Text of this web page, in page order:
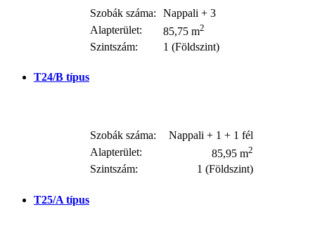
Szobák száma:
Nappali + 3
Alapterület:
85,75 m2
Szintszám: 1 (Földszint)
T24/B típus
Szobák száma:
Nappali + 1 + 1 fél
Alapterület:
85,95 m2
Szintszám: 1 (Földszint)
T25/A típus